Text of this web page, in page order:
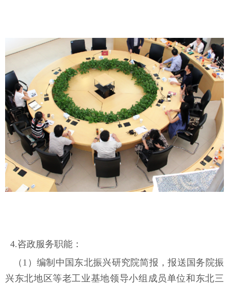
4.咨政服务职能：
（ 1）编制中国东北振兴研究院简报，报送国务院振
兴东北地区等老工业基地领导小组成员单位和东北三